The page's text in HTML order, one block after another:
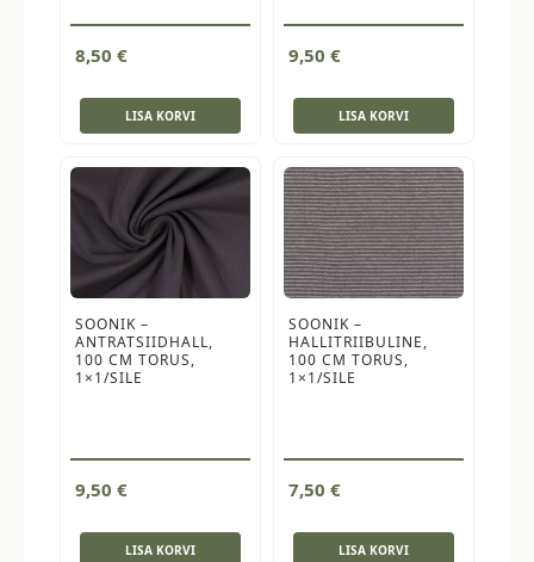
8,50 €
LISA KORVI
9,50 €
LISA KORVI
SOONIK –
ANTRATSIIDHALL,
100 CM TORUS,
1×1/SILE
9,50 €
LISA KORVI
SOONIK –
HALLITRIIBULINE,
100 CM TORUS,
1×1/SILE
7,50 €
LISA KORVI